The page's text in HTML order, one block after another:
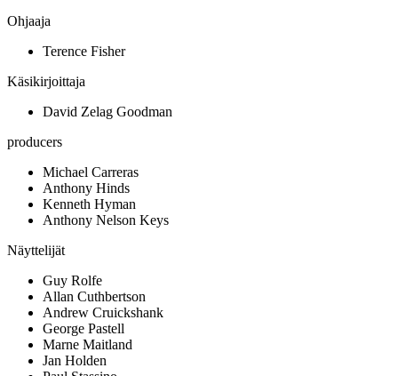
Ohjaaja
Terence Fisher
Käsikirjoittaja
David Zelag Goodman
producers
Michael Carreras
Anthony Hinds
Kenneth Hyman
Anthony Nelson Keys
Näyttelijät
Guy Rolfe
Allan Cuthbertson
Andrew Cruickshank
George Pastell
Marne Maitland
Jan Holden